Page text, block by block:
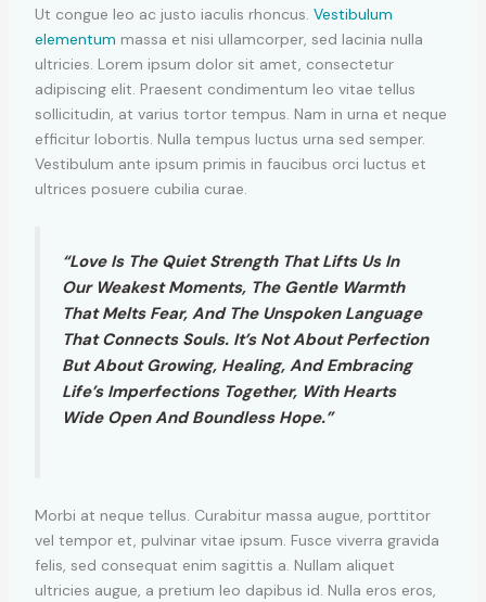
Ut congue leo ac justo iaculis rhoncus. Vestibulum
elementum massa et nisi ullamcorper, sed lacinia nulla
ultricies. Lorem ipsum dolor sit amet, consectetur
adipiscing elit. Praesent condimentum leo vitae tellus
sollicitudin, at varius tortor tempus. Nam in urna et neque
efficitur lobortis. Nulla tempus luctus urna sed semper.
Vestibulum ante ipsum primis in faucibus orci luctus et
ultrices posuere cubilia curae.
“Love Is The Quiet Strength That Lifts Us In
Our Weakest Moments, The Gentle Warmth
That Melts Fear, And The Unspoken Language
That Connects Souls. It’s Not About Perfection
But About Growing, Healing, And Embracing
Life’s Imperfections Together, With Hearts
Wide Open And Boundless Hope.”
Morbi at neque tellus. Curabitur massa augue, porttitor
vel tempor et, pulvinar vitae ipsum. Fusce viverra gravida
felis, sed consequat enim sagittis a. Nullam aliquet
ultricies augue, a pretium leo dapibus id. Nulla eros eros,